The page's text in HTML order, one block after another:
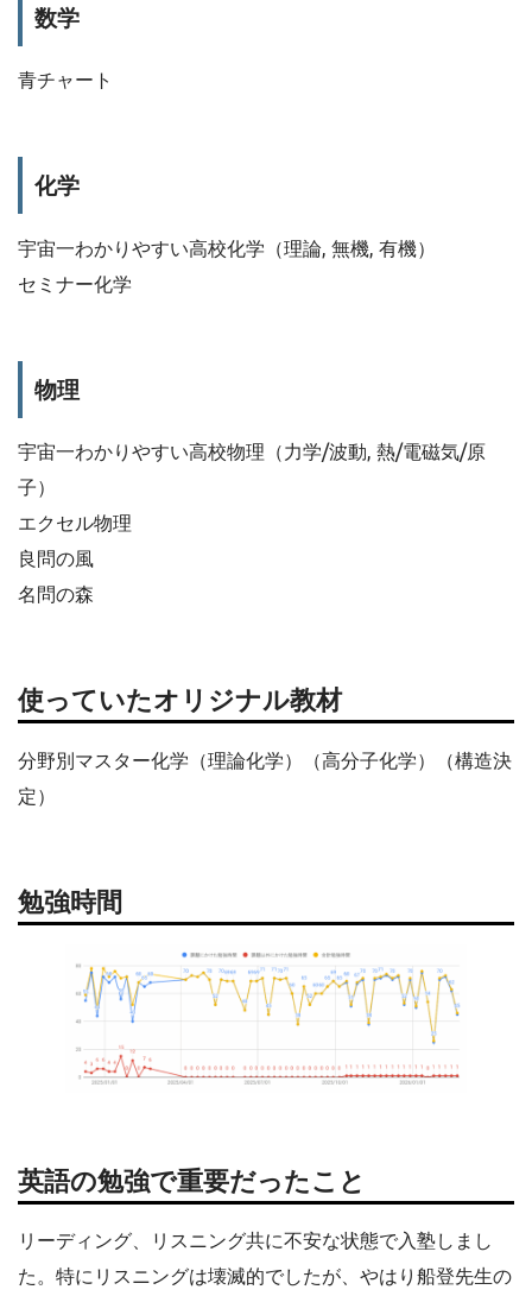
数学
青チャート
化学
宇宙一わかりやすい高校化学（理論, 無機, 有機）
セミナー化学
物理
宇宙一わかりやすい高校物理（力学/波動, 熱/電磁気/原
子）
エクセル物理
良問の風
名問の森
使っていたオリジナル教材
分野別マスター化学（理論化学）（高分子化学）（構造決
定）
勉強時間
英語の勉強で重要だったこと
リーディング、リスニング共に不安な状態で入塾しまし
た。特にリスニングは壊滅的でしたが、やはり船登先生の